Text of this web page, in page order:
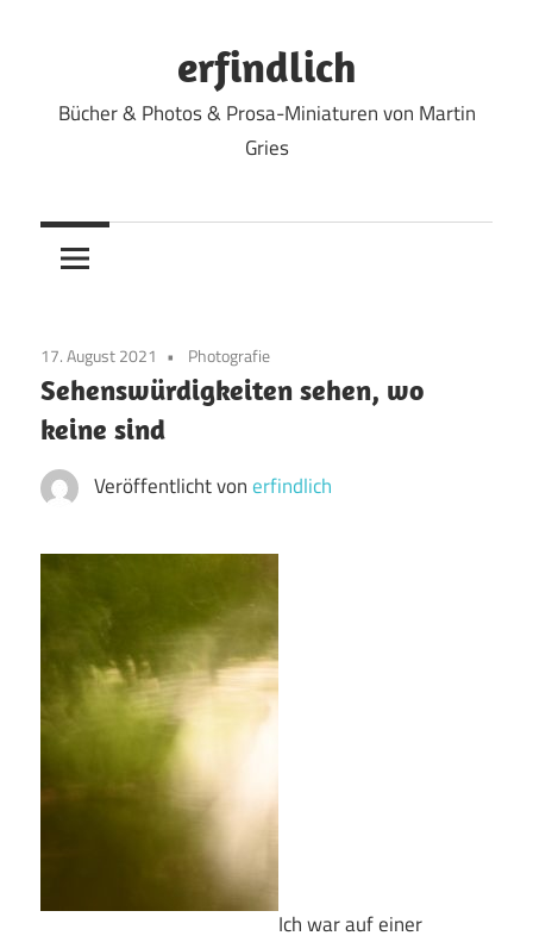
erfindlich
Bücher & Photos & Prosa-Miniaturen von Martin
Gries
17. August 2021 Photografie
Sehenswürdigkeiten sehen, wo
keine sind
Veröffentlicht vonerfindlich
Ich war auf einer